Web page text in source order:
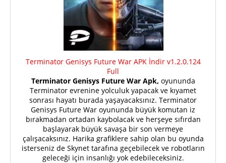
Terminator Genisys Future War APK İndir v1.2.0.124
Full
Terminator Genisys Future War Apk, oyununda
Terminator evrenine yolculuk yapacak ve kıyamet
sonrası hayatı burada yaşayacaksınız. Terminator
Genisys Future War oyununda büyük komutan iz
bırakmadan ortadan kaybolacak ve herşeye sıfırdan
başlayarak büyük savaşa bir son vermeye
çalışacaksınız. Harika grafiklere sahip olan bu oyunda
isterseniz de Skynet tarafına geçebilecek ve robotların
geleceği için insanlığı yok edebileceksiniz.